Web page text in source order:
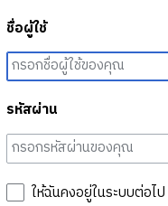
ชื่อผู้ใช้
รหัสผ่าน
ให้ฉันคงอยู่ในระบบต่อไป